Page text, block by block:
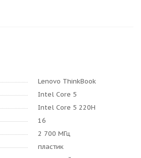
Lenovo ThinkBook
Intel Core 5
Intel Core 5 220H
16
2 700 МГц
пластик